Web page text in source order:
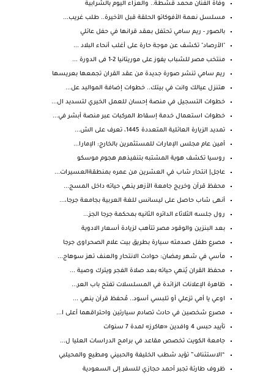
وفاة الفنان محمد قشطة.. والعزاء اليوم بالشرابية
مسلسل نعمة الأفوكاتو الحلقة قبل الأخيرة.. طلب غريب...
بالصور - ريم سامي تحتفل بعقد قرانها في حفل عائلي
"الأرصاد" تكشف عن موجة حارة على أغلب أنحاء البلاد ...
منتخب مصر للشباب يفوز على موريتانيا 2-1 فى الدورة ...
ريم سامي تنشر صورة جديدة من عقد القران تجمعها بعريسها
هتنزل عيالك وانت في بيتك.. خطوات إضافة المواليد عل...
خطوات التسجيل في منصة إحسان للعمل الخيري لتسديد ال...
خطوات استعمال خدمة إسقاط المركبات عبر منصة أبشر في...
تمديد الزيارة العائلية المتعددة 1445، تعرف على الش...
أمين عام مجلس الإمارات للمستثمرين بالخارج: الإمارا...
روسيا تكشف هوية المشتبه بتنفيذهم هجوم موسكو
عاجل| انتحار شاب في العشرين من عمره بمنطقةالعسيرات...
محفظ قرآن وخريج جامعة الأزهر ينهي حياته داخل المسج...
أنهى شاب حاصل على ليسانس للغة العربية بجامعة جرجا،...
رول جلسه الثلاثاء الدائره الثانيه بمحكمة جرجا الجز...
بعد البنزين والوقود مصر تتأهب لزيادة أسعار الادوية
مصرع طفل صدمته سيارة بطريق بيت علام الصحراوى جرجا
مآسي في شهر رمضان: حوادث الانتحار والعنف تهز سوهاج...
محفظ القران يُنهي حياته بعد صلاة الفجر ويترك وصية ...
ظاهرة الإعلانات الزائدة في المسلسلات تفتح باب العر...
اوعي يا أمي تزعلي أو تلبسي أسود.. مُحفظ قرآن ينهي ...
مصرع شخصين في حادث تصادم سيارتين واحتراقهما أعلى ا...
تأييد حبس 4 وافدين «هاكرز» لمدة 7 سنوات
جامعة الكويت تخصص مقاعد في برامج الدراسات العليا ل...
“الاستئناف” تؤيد شطب الخليفة والحبيني ومطيع والمحيلبي
ظروف طارئة تجبر أحمد حجازي للسفر إلى السعودية